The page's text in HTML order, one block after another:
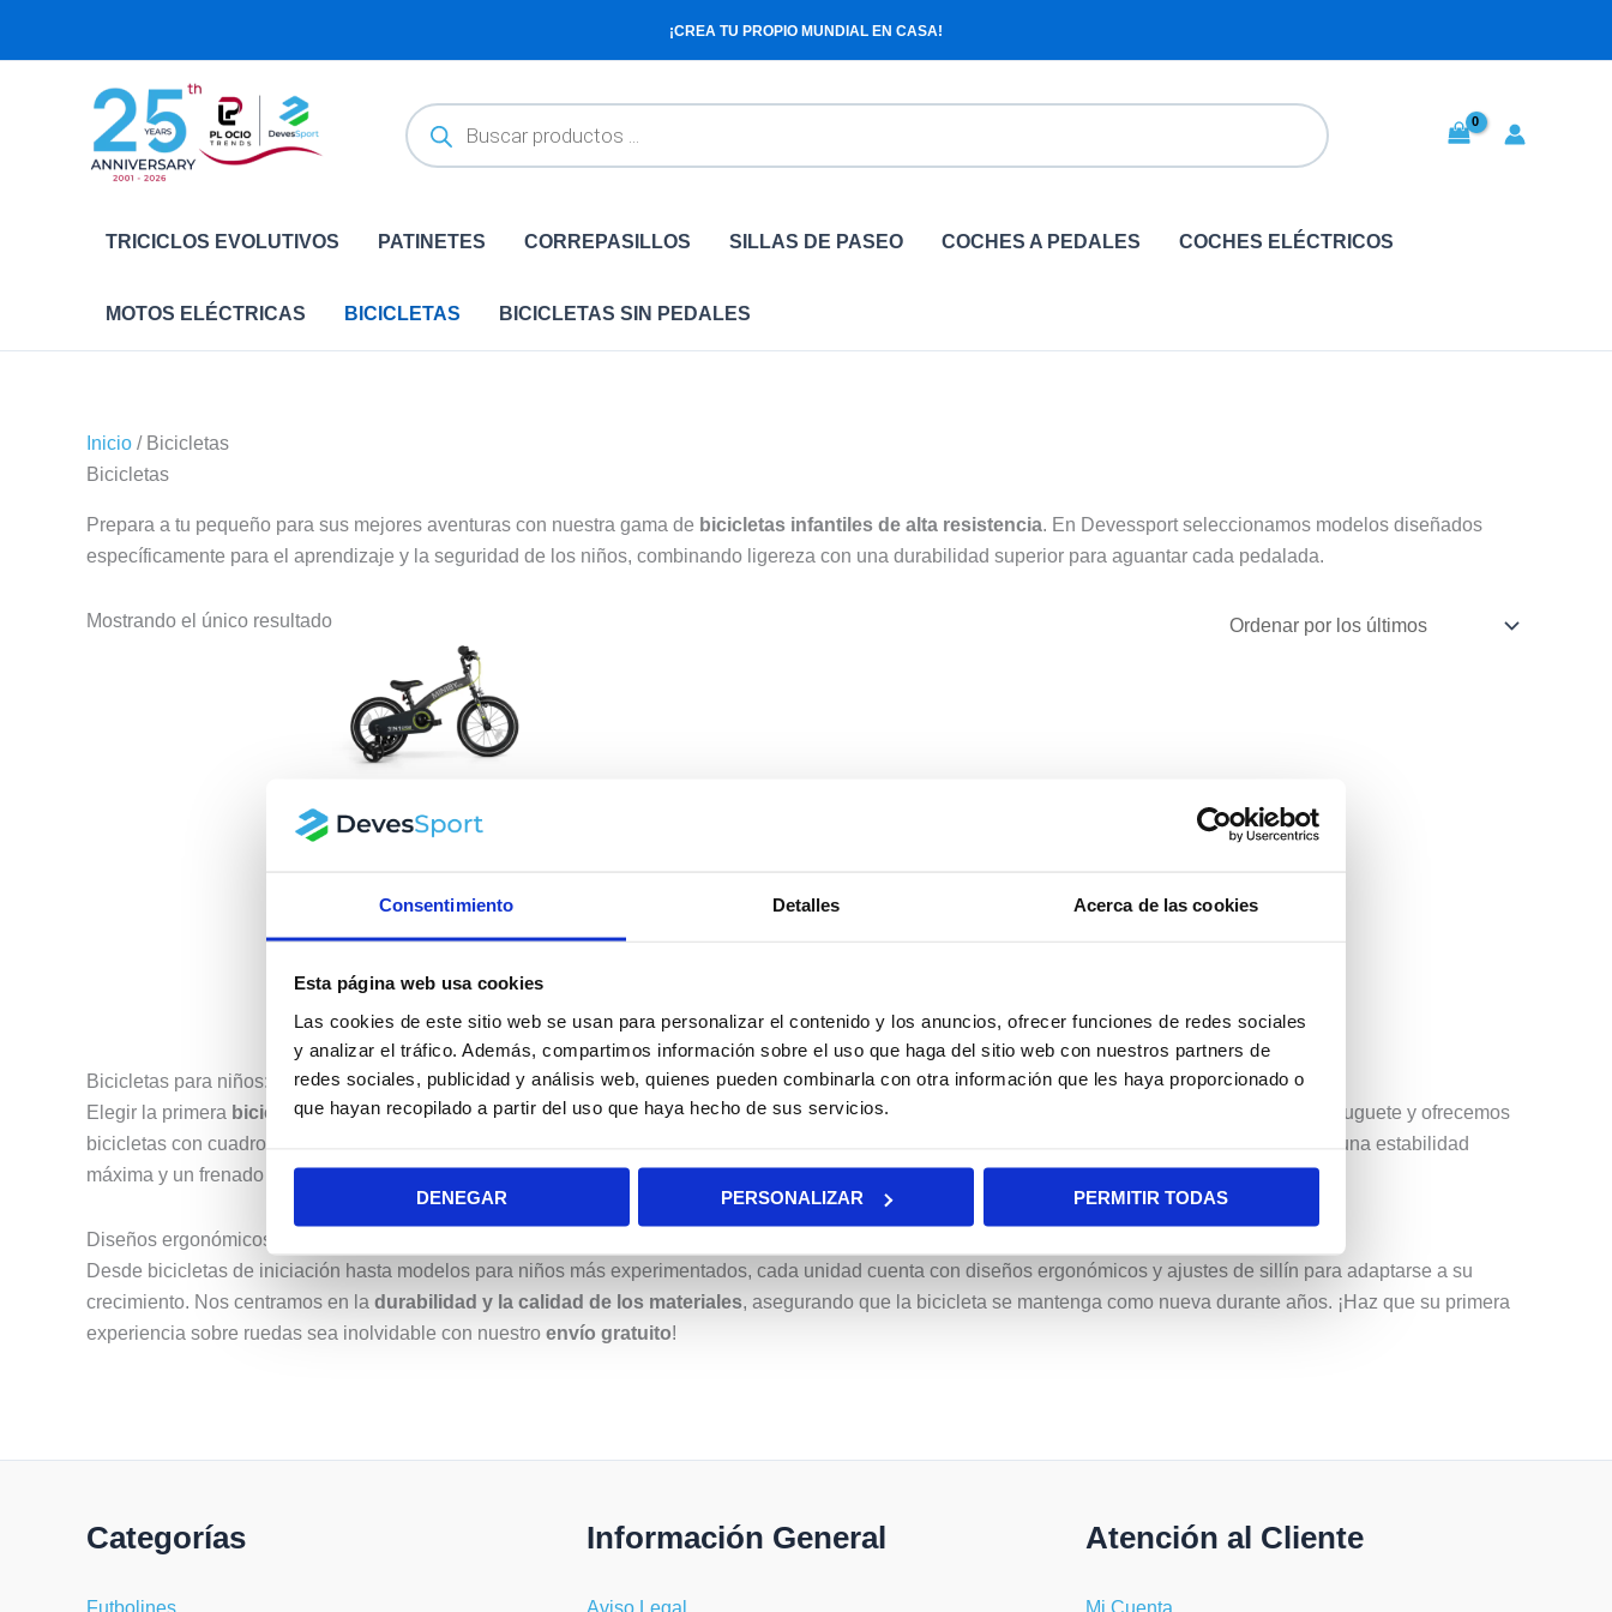
Consentimiento Detalles Acerca de las cookies
Esta página web usa cookies
Las cookies de este sitio web se usan para personalizar el contenido y los anuncios, ofrecer funciones de redes sociales
y analizar el tráfico. Además, compartimos información sobre el uso que haga del sitio web con nuestros partners de
redes sociales, publicidad y análisis web, quienes pueden combinarla con otra información que les haya proporcionado o
que hayan recopilado a partir del uso que haya hecho de sus servicios.
DENEGAR PERSONALIZAR PERMITIR TODAS
¡CREA TU PROPIO MUNDIAL EN CASA!
productos
TRICICLOS EVOLUTIVOS PATINETES CORREPASILLOS SILLAS DE PASEO COCHES A PEDALES COCHES ELÉCTRICOS
MOTOS ELÉCTRICAS BICICLETAS BICICLETAS SIN PEDALES
Inicio / Bicicletas
Bicicletas
Prepara a tu pequeño para sus mejores aventuras con nuestra gama de bicicletas infantiles de alta resistencia. En Devessport seleccionamos modelos diseñados
específicamente para el aprendizaje y la seguridad de los niños, combinando ligereza con una durabilidad superior para aguantar cada pedalada.
Mostrando el único resultado
Bicicleta Infantil Miniby
en 1-bicicleta sin
pedales – Gris
129.99
Bicicletas para niños: Calidad y seguridad garantizada
Elegir la primera bicicleta infantiles un paso clave en el desarrollo de los más pequeños. Por eso, en Devessport nos alejamos de los modelos de juguete y ofrecemos
bicicletas con cuadros de alta densidad y componentes resistentes. Nuestras bicis están fabricadas para soportar el ritmo de los niños, asegurando una estabilidad
máxima y un frenado eficaz en cualquier situación.
Diseños ergonómicos para cada etapa
Desde bicicletas de iniciación hasta modelos para niños más experimentados, cada unidad cuenta con diseños ergonómicos y ajustes de sillín para adaptarse a su
crecimiento. Nos centramos en la durabilidad y la calidad de los materiales, asegurando que la bicicleta se mantenga como nueva durante años. ¡Haz que su primera
experiencia sobre ruedas sea inolvidable con nuestro envío gratuito!
Categorías
Futbolines
Información General
Aviso Legal
Atención al Cliente
Mi Cuenta